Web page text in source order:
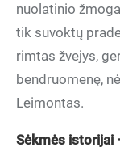
nuolatinio
tik suvoktų
rimtas žvejys,
bendruomenę,
Leimontas.
Sėkmės istorijai